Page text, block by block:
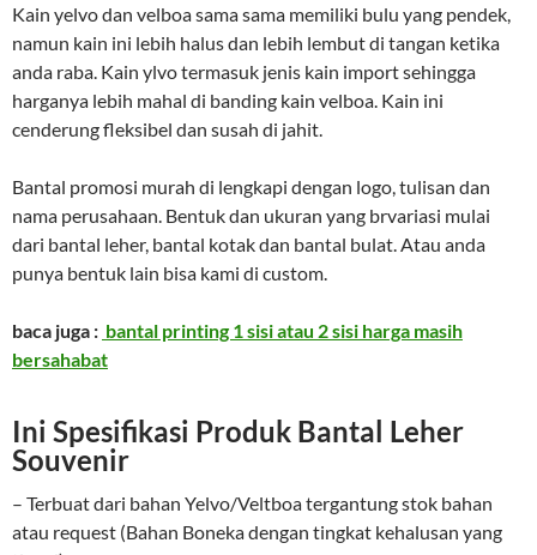
Kain yelvo dan velboa sama sama memiliki bulu yang pendek,
namun kain ini lebih halus dan lebih lembut di tangan ketika
anda raba. Kain ylvo termasuk jenis kain import sehingga
harganya lebih mahal di banding kain velboa. Kain ini
cenderung fleksibel dan susah di jahit.
Bantal promosi murah di lengkapi dengan logo, tulisan dan
nama perusahaan. Bentuk dan ukuran yang brvariasi mulai
dari bantal leher, bantal kotak dan bantal bulat. Atau anda
punya bentuk lain bisa kami di custom.
baca juga : bantal printing 1 sisi atau 2 sisi harga masih
bersahabat
Ini Spesifikasi Produk Bantal Leher
Souvenir
– Terbuat dari bahan Yelvo/Veltboa tergantung stok bahan
atau request (Bahan Boneka dengan tingkat kehalusan yang